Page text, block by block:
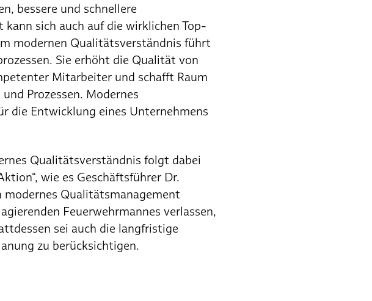
bessere und schnellere
sich auch auf die wirklichen Top-
modernen Qualitätsverständnis führt
Sie erhöht die Qualität von
Mitarbeiter und schafft Raum
Prozessen. Modernes
die Entwicklung eines Unternehmens
Qualitätsverständnis folgt dabei
wie es Geschäftsführer Dr.
modernes Qualitätsmanagement
Feuerwehrmannes verlassen,
sei auch die langfristige
zu berücksichtigen.